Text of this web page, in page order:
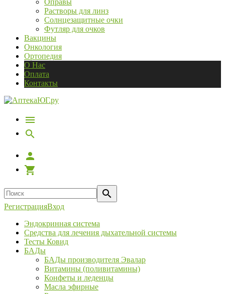
Оправы
Растворы для линз
Солнцезащитные очки
Футляр для очков
Вакцины
Онкология
Ортопедия
О Нас
Оплата
Контакты
РегистрацияВход
Эндокринная система
Средства для лечения дыхательной системы
Тесты Ковид
БАДы
БАДы производителя Эвалар
Витамины (поливитамины)
Конфеты и леденцы
Масла эфирные